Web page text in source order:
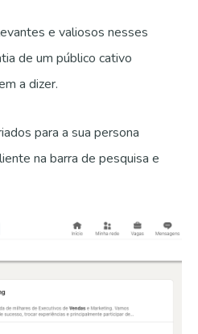
e valiosos nesses
de um público cativo
a dizer.
para a sua persona
na barra de pesquisa e